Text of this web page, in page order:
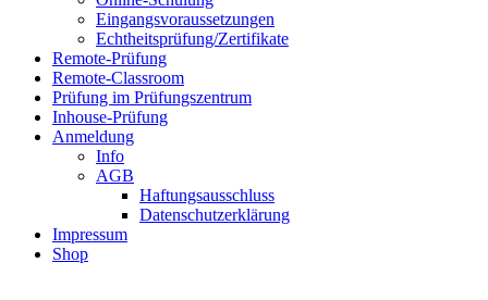
Eingangsvoraussetzungen
Echtheitsprüfung/Zertifikate
Remote-Prüfung
Remote-Classroom
Prüfung im Prüfungszentrum
Inhouse-Prüfung
Anmeldung
Info
AGB
Haftungsausschluss
Datenschutzerklärung
Impressum
Shop